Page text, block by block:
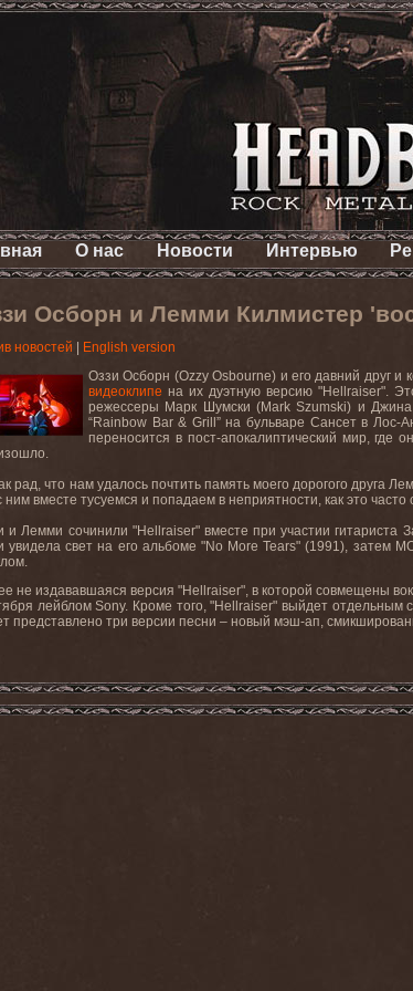
О нас Новости Интервью
Осборн и Лемми Килмистер
новостей
English version
Оззи Осборн (Ozzy Osbourne) и его давний друг и
видеоклипе на их дуэтную версию"Hellraiser".
режессеры Марк Шумски (Mark Szumski) и Джина
“Rainbow Bar & Grill” на бульваре Сансет в Лос-
переносится в пост-апокалиптический мир, где
рад, что нам удалось почтить память моего дорогого друга
ним вместе тусуемся и попадаем в неприятности, как это
и Лемми сочинили "Hellraiser" вместе при участии гитариста
увидела свет на его альбоме "No More Tears" (1991), затем
не издававшаяся версия "Hellraiser", в которой совмещены
лейбломSony. Кроме того, "Hellraiser" выйдет
представлено три версии песни – новый мэш-ап,